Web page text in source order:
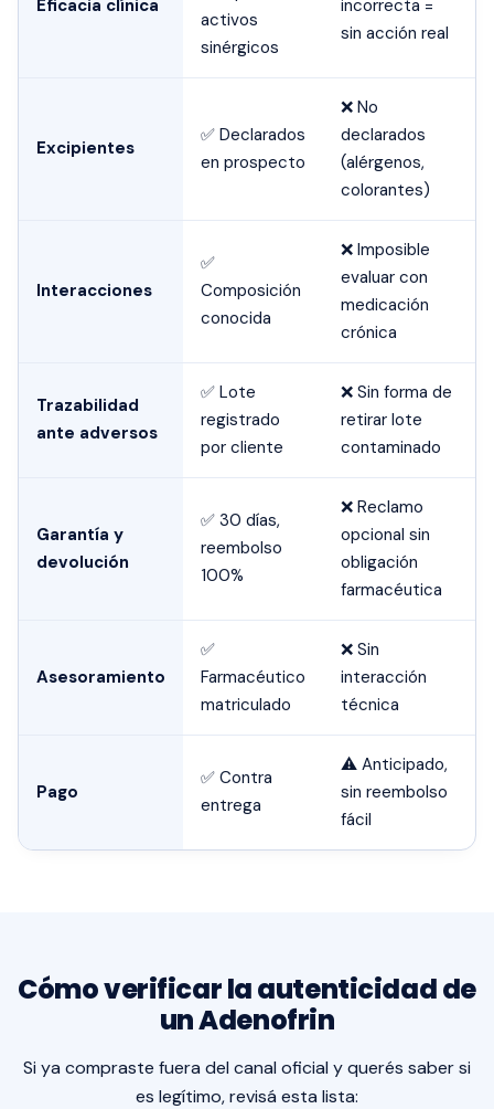
Eficacia clínica
activos
sinérgicos
incorrecta =
sin acción real
Excipientes
✅ Declarados
en prospecto
❌ No
declarados
(alérgenos,
colorantes)
Interacciones
✅
Composición
conocida
❌ Imposible
evaluar con
medicación
crónica
Trazabilidad
ante adversos
✅ Lote
registrado
por cliente
❌ Sin forma de
retirar lote
contaminado
Garantía y
devolución
✅ 30 días,
reembolso
100%
❌ Reclamo
opcional sin
obligación
farmacéutica
Asesoramiento
✅
Farmacéutico
matriculado
❌ Sin
interacción
técnica
Pago
✅ Contra
entrega
⚠️ Anticipado,
sin reembolso
fácil
Cómo verificar la autenticidad de
un Adenofrin
Si ya compraste fuera del canal oficial y querés saber si
es legítimo, revisá esta lista: